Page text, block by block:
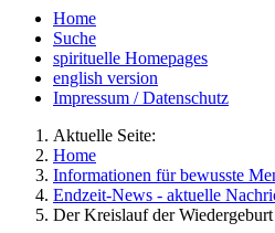
Home
Suche
spirituelle Homepages
english version
Impressum / Datenschutz
Aktuelle Seite:
Home
Informationen für bewusste
Endzeit-News - aktuelle
Der Kreislauf der Wiedergeburt